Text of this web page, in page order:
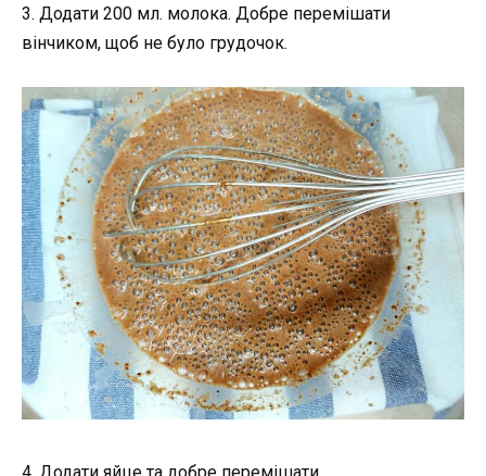
3. Додати 200 мл. молока. Добре перемішати
вінчиком, щоб не було грудочок.